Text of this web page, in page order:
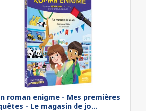
roman enigme - Mes premières
- Le magasin de jo...